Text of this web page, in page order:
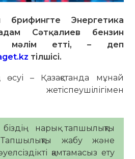
брифингте Энергетика
Сәтқалиев бензин
мәлім етті, – деп
тілшісі.
– Қазақстанда мұнай
біздің нарық тапшылықты
жабу және
қамтамасыз ету